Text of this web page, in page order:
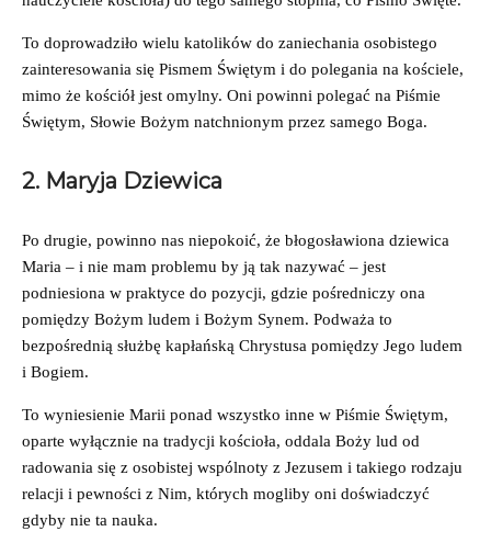
To doprowadziło wielu katolików do zaniechania osobistego
zainteresowania się Pismem Świętym i do polegania na kościele,
mimo że kościół jest omylny. Oni powinni polegać na Piśmie
Świętym, Słowie Bożym natchnionym przez samego Boga.
2. Maryja Dziewica
Po drugie, powinno nas niepokoić, że błogosławiona dziewica
Maria – i nie mam problemu by ją tak nazywać – jest
podniesiona w praktyce do pozycji, gdzie pośredniczy ona
pomiędzy Bożym ludem i Bożym Synem. Podważa to
bezpośrednią służbę kapłańską Chrystusa pomiędzy Jego ludem
i Bogiem.
To wyniesienie Marii ponad wszystko inne w Piśmie Świętym,
oparte wyłącznie na tradycji kościoła, oddala Boży lud od
radowania się z osobistej wspólnoty z Jezusem i takiego rodzaju
relacji i pewności z Nim, których mogliby oni doświadczyć
gdyby nie ta nauka.